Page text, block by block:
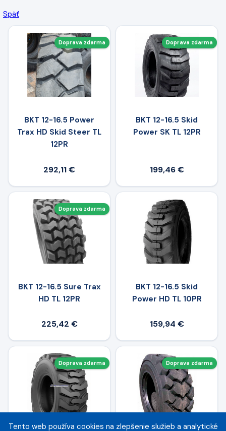
Späť
Doprava zdarma
BKT 12-16.5 Power
Trax HD Skid Steer TL
12PR
292,11 €
Doprava zdarma
BKT 12-16.5 Skid
Power SK TL 12PR
199,46 €
Doprava zdarma
BKT 12-16.5 Sure Trax
HD TL 12PR
225,42 €
BKT 12-16.5 Skid
Power HD TL 10PR
159,94 €
Doprava zdarma Doprava zdarma
Tento web používa cookies na zlepšenie služieb a analytické